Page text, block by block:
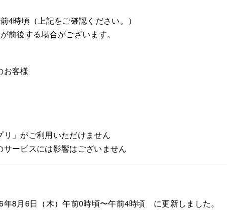
4時頃 （上記をご確認ください。）
前後する場合がございます。
お客様
リ」がご利用いただけません
サービスには影響はございません
月6日（木）午前0時頃〜午前4時頃 に更新しました。